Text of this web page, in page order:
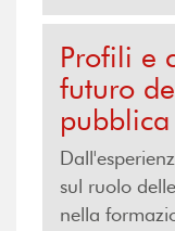
Profili e
futuro
sul ruolo
nella